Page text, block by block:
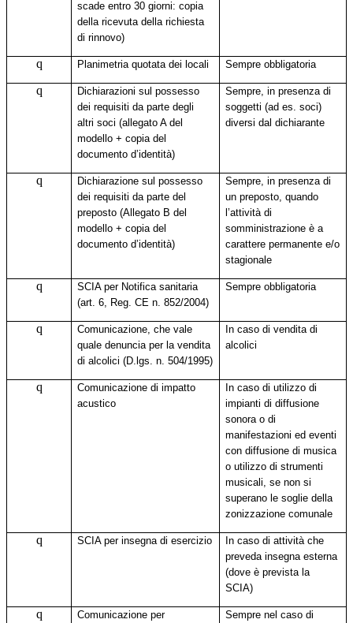
scade entro 30 giorni: copia
della ricevuta della richiesta
di rinnovo)
q Planimetria quotata dei locali Sempre obbligatoria
q
Dichiarazioni sul possesso
dei requisiti da parte degli
altri soci (allegato A del
modello + copia del
documento d’identità)
Sempre, in presenza di
soggetti (ad es. soci)
diversi dal dichiarante
q
Dichiarazione sul possesso
dei requisiti da parte del
preposto (Allegato B del
modello + copia del
documento d’identità)
Sempre, in presenza di
un preposto, quando
l’attività di
somministrazione è a
carattere permanente e/o
stagionale
q
SCIA per Notifica sanitaria
(art. 6, Reg. CE n. 852/2004)
Sempre obbligatoria
q
Comunicazione, che vale
quale denuncia per la vendita
di alcolici (D.lgs. n. 504/1995)
In caso di vendita di
alcolici
q
Comunicazione di impatto
acustico
In caso di utilizzo di
impianti di diffusione
sonora o di
manifestazioni ed eventi
con diffusione di musica
o utilizzo di strumenti
musicali, se non si
superano le soglie della
zonizzazione comunale
q SCIA per insegna di esercizio
In caso di attività che
preveda insegna esterna
(dove è prevista la
SCIA)
q
Comunicazione per
Sempre nel caso di